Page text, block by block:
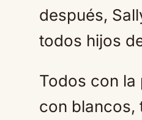
después,
todos hijos
Todos con
con blancos,